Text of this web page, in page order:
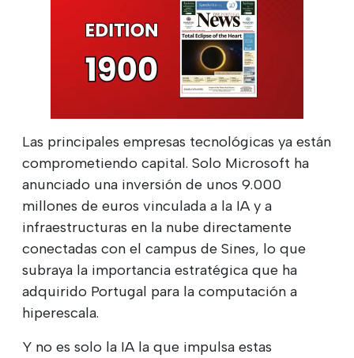
Las principales empresas tecnológicas ya están
comprometiendo capital. Solo Microsoft ha
anunciado una inversión de unos 9.000
millones de euros vinculada a la IA y a
infraestructuras en la nube directamente
conectadas con el campus de Sines, lo que
subraya la importancia estratégica que ha
adquirido Portugal para la computación a
hiperescala.
Y no es solo la IA la que impulsa estas